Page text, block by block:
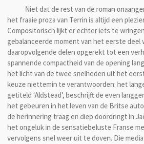
Niet dat de rest van de roman
het fraaie proza van Terrin is altijd een
Compositorisch lijkt er echter iets te
gebalanceerde moment van het eerste deel
daaropvolgende delen opgerekt tot een
spannende compactheid van de opening
het licht van de twee snelheden uit het
keuze niettemin te verantwoorden: het
getiteld ‘Aldstead’, beschrijft de even
het gebeuren in het leven van de Britse
de herinnering traag en diep doordringt in
het ongeluk in de sensatiebeluste Franse
vervolgens snel weer uit te doven. Die